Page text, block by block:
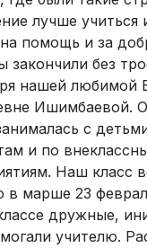
лучше учиться
помощь и за
закончили без
нашей любимой
Ишимбаевой.
с
и по
Наш класс
в марше 23
дружные,
учителю.